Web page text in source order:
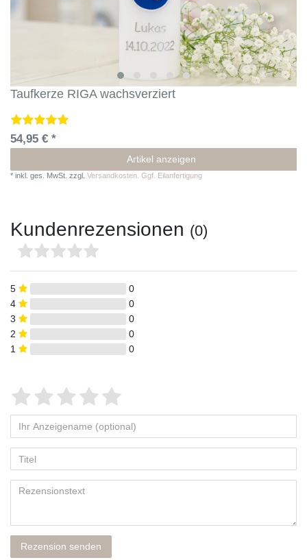
Taufkerze RIGA wachsverziert
54,95 € *
Artikel anzeigen
* inkl. ges. MwSt. zzgl. Versandkosten. Ggf. Eilanfertigung
Kundenrezensionen (0)
5
0
4
0
3
0
2
0
1
0
Rezension senden